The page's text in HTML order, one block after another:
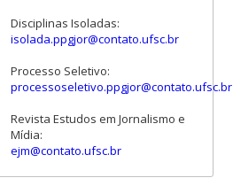
Disciplinas Isoladas:
isolada.ppgjor@contato.ufsc.br
Processo Seletivo:
processoseletivo.ppgjor@contato.ufsc.br
Revista Estudos em Jornalismo e
Mídia:
ejm@contato.ufsc.br